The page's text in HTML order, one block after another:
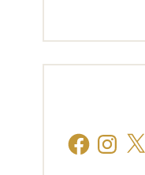
FacebookInstagram
X